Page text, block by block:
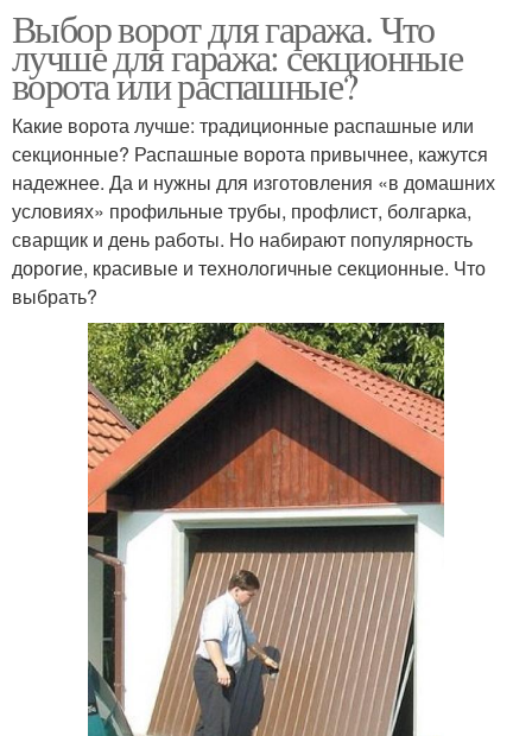
Выбор ворот для гаража. Что
лучше для гаража: секционные
ворота или распашные?
Какие ворота лучше: традиционные распашные или
секционные? Распашные ворота привычнее, кажутся
надежнее. Да и нужны для изготовления «в домашних
условиях» профильные трубы, профлист, болгарка,
сварщик и день работы. Но набирают популярность
дорогие, красивые и технологичные секционные. Что
выбрать?